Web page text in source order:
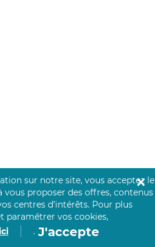
sur notre site, vous acceptez le
vous proposer des offres, contenus
centres d’intérêts. Pour plus
paramétrer vos cookies,
. J'accepte
✕